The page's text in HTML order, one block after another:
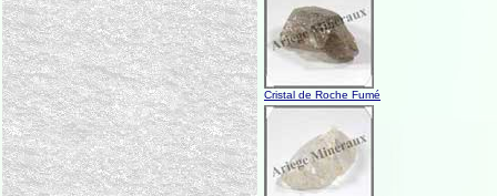
Cristal de Roche Fumé